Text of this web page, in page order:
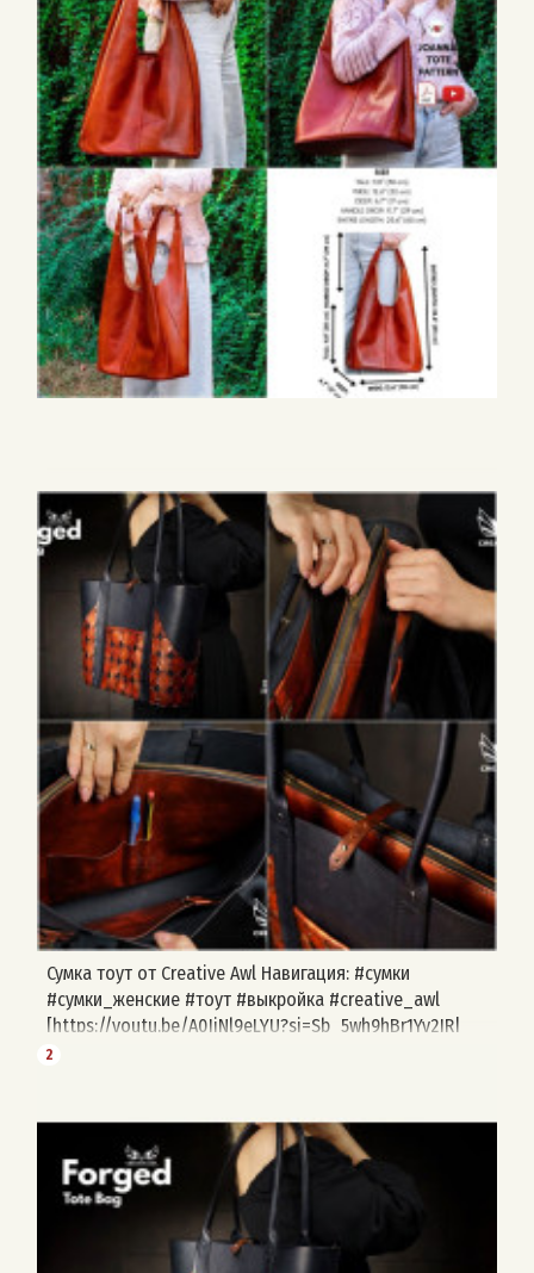
Сумка тоут от Creative Awl Навигация: #сумки
#сумки_женские #тоут #выкройка #creative_awl
[https://youtu.be/A0JjNl9eLYU?si=Sb_5wh9hBr1Yv2JR|
Видео сборки] [https://t.me/share/url?
2